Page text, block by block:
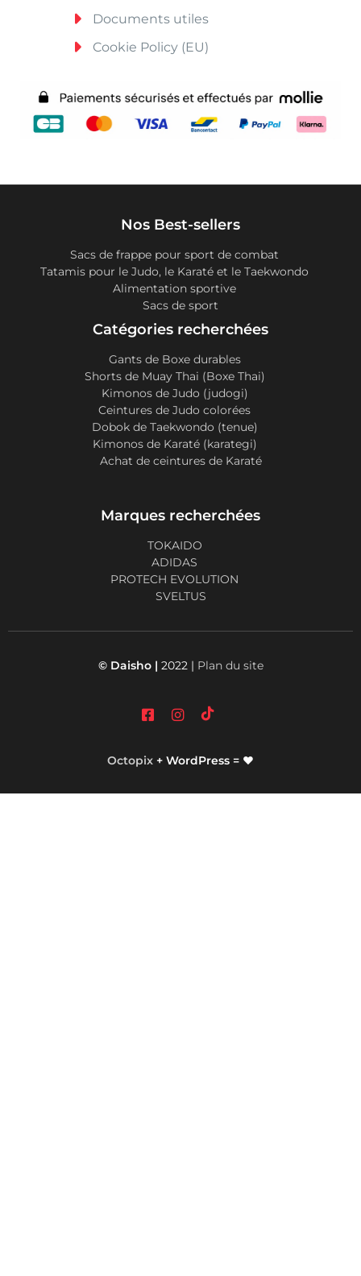
Documents utiles
Cookie Policy (EU)
Nos Best-sellers
Sacs de frappe pour sport de combat
Tatamis pour le Judo, le Karaté et le Taekwondo
Alimentation sportive
Sacs de sport
Catégories recherchées
Gants de Boxe durables
Shorts de Muay Thai (Boxe Thai)
Kimonos de Judo (judogi)
Ceintures de Judo colorées
Dobok de Taekwondo (tenue)
Kimonos de Karaté (karategi)
Achat de ceintures de Karaté
Marques recherchées
TOKAIDO
ADIDAS
PROTECH EVOLUTION
SVELTUS
© Daisho | 2022 | Plan du site
Octopix + WordPress = ❤